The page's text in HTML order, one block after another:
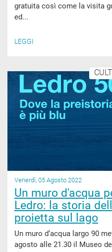
gratuita così come la visita
ed...
LEGGI
Venerdì, 05 Agosto 2022
Un muro d'acqua
Ledro: la storia
proietta sul lago
Un muro d’acqua largo 90
agosto alle 21.30 il Museo